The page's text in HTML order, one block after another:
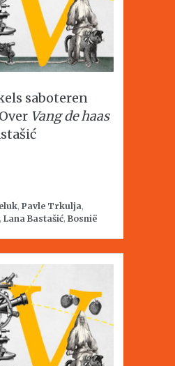
saboteren
Vang de haas
, Pavle Trkulja,
, Lana Bastašić, Bosnië